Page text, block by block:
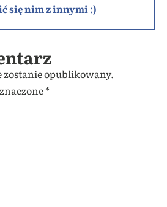
się nim z innymi :)
opublikowany.
*